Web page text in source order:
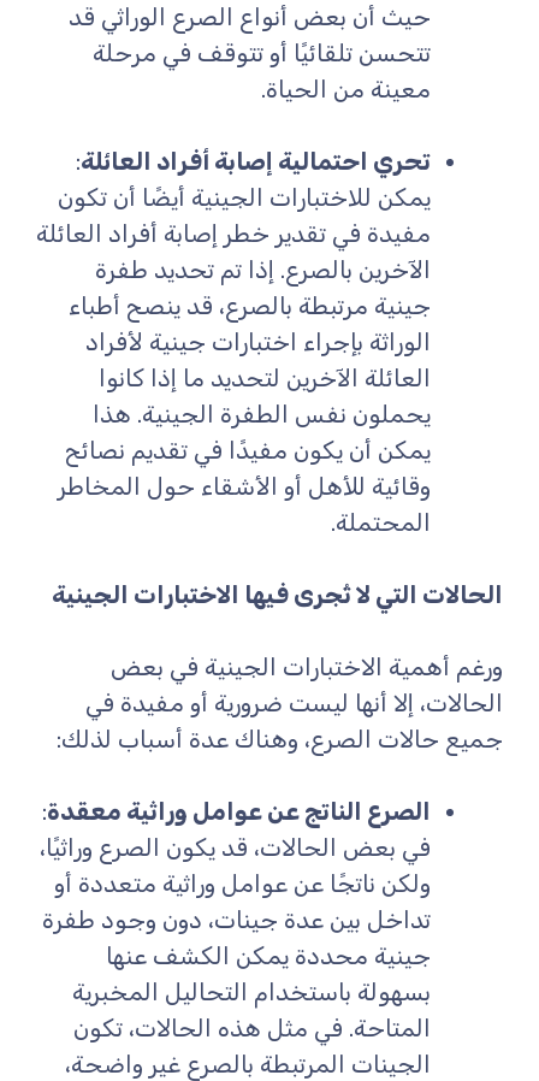
حيث أن بعض أنواع الصرع الوراثي قد
تتحسن تلقائيًا أو تتوقف في مرحلة
معينة من الحياة.
تحري احتمالية إصابة أفراد العائلة:
يمكن للاختبارات الجينية أيضًا أن تكون
مفيدة في تقدير خطر إصابة أفراد العائلة
الآخرين بالصرع. إذا تم تحديد طفرة
جينية مرتبطة بالصرع، قد ينصح أطباء
الوراثة بإجراء اختبارات جينية لأفراد
العائلة الآخرين لتحديد ما إذا كانوا
يحملون نفس الطفرة الجينية. هذا
يمكن أن يكون مفيدًا في تقديم نصائح
وقائية للأهل أو الأشقاء حول المخاطر
المحتملة.
الحالات التي لا تُجرى فيها الاختبارات الجينية
ورغم أهمية الاختبارات الجينية في بعض
الحالات، إلا أنها ليست ضرورية أو مفيدة في
جميع حالات الصرع، وهناك عدة أسباب لذلك:
الصرع الناتج عن عوامل وراثية معقدة:
في بعض الحالات، قد يكون الصرع وراثيًا،
ولكن ناتجًا عن عوامل وراثية متعددة أو
تداخل بين عدة جينات، دون وجود طفرة
جينية محددة يمكن الكشف عنها
بسهولة باستخدام التحاليل المخبرية
المتاحة. في مثل هذه الحالات، تكون
الجينات المرتبطة بالصرع غير واضحة،